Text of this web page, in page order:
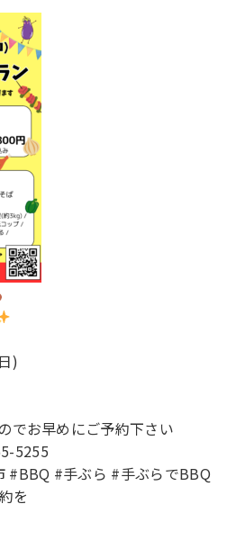
)
でお早めにご予約下さい
5255
#BBQ #手ぶら #手ぶらでBBQ
を